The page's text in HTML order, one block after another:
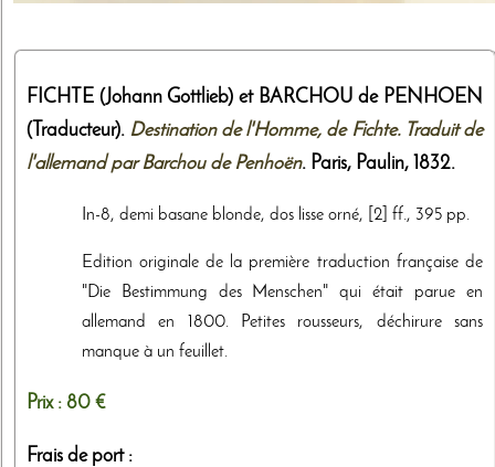
FICHTE (Johann Gottlieb) et BARCHOU de PENHOEN
(Traducteur). Destination de l'Homme, de Fichte. Traduit de
l'allemand par Barchou de Penhoën. Paris, Paulin, 1832.
In-8, demi basane blonde, dos lisse orné, [2] ff., 395 pp.
Edition originale de la première traduction française de
"Die Bestimmung des Menschen" qui était parue en
allemand en 1800. Petites rousseurs, déchirure sans
manque à un feuillet.
Prix : 80 €
Frais de port :